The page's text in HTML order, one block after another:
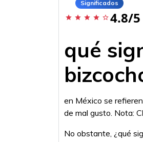
Significados
star star star star star_border 4.8/5
qué
en México se
de mal gusto. Nota:
No obstante, ¿qué